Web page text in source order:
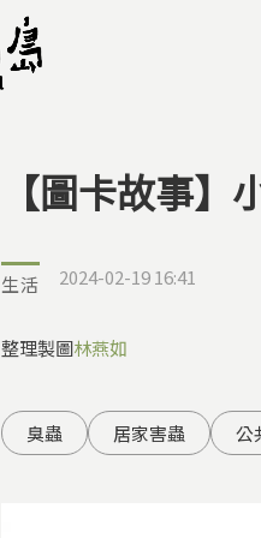
您在這裡
【圖卡故事】
生活 2024-02-19 16:41
整理製圖林燕如
臭蟲 居家害蟲 公